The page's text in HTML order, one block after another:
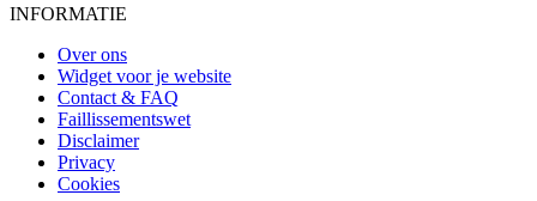
INFORMATIE
Over ons
Widget voor je website
Contact & FAQ
Faillissementswet
Disclaimer
Privacy
Cookies